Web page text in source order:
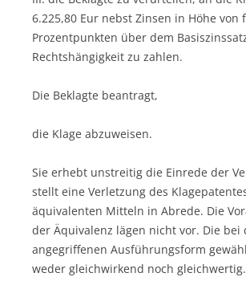
6.225,80 Eur nebst Zinsen in Höhe von
Prozentpunkten über dem
Rechtshängigkeit zu zahlen.
Die Beklagte beantragt,
die Klage abzuweisen.
Sie erhebt unstreitig die Einrede der
stellt eine Verletzung des
äquivalenten Mitteln in Abrede. Die
der Äquivalenz lägen nicht vor. Die bei
angegriffenen Ausführungsform
weder gleichwirkend noch